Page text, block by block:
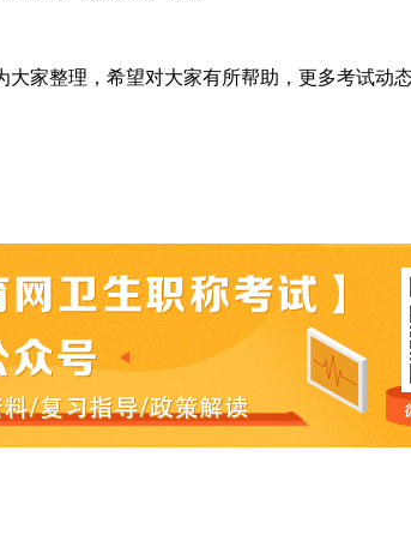
家整理，希望对大家有所帮助，更多考试动